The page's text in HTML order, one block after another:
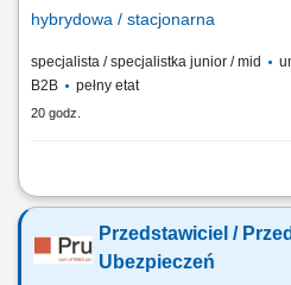
hybrydowa / stacjonarna
specjalista / specjalistka junior / mid
B2B
pełny etat
20 godz.
Zakres obowiązków: Budowanie i
Prowadzenie spotkań online i
portfela klientów; Aktywne pozyskiwanie
Przedstawiciel /
Ubezpieczeń